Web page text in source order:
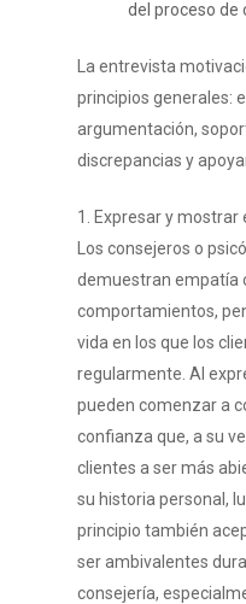
del proceso de
La entrevista
principios generales:
argumentación,
discrepancias y
1. Expresar y
Los consejeros o
demuestran empatía
comportamientos,
vida en los que los
regularmente. Al
pueden comenzar a
confianza que, a su
clientes a ser más
su historia personal,
principio también
ser ambivalentes
consejería,